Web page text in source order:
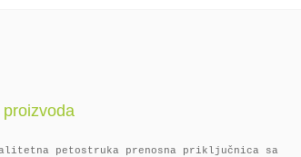
proizvoda
petostruka prenosna priključnica sa